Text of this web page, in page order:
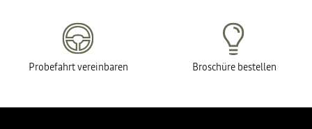
Probefahrt vereinbaren Broschüre bestellen